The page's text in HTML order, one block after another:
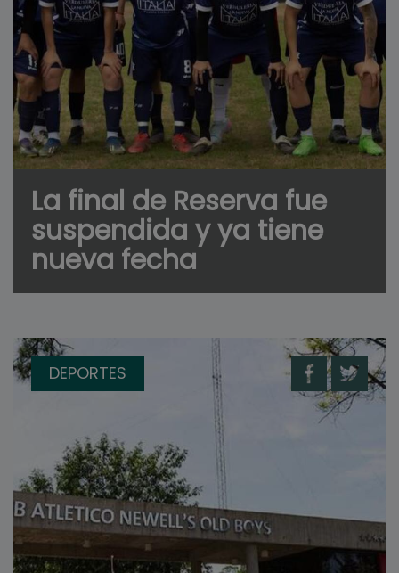
La final de Reserva fue
suspendida y ya tiene
nueva fecha
DEPORTES